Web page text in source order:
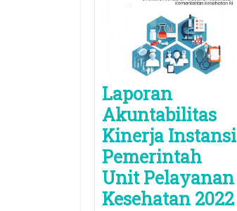
Laporan
Akuntabilitas
Kinerja Instansi
Pemerintah
Unit Pelayanan
Kesehatan 2022